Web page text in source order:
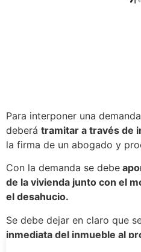
Para interponer una
deberá tramitar a través de
la firma de un abogado y
Con la demanda se debe
de la vivienda junto con el
el desahucio.
Se debe dejar en claro que
inmediata del inmueble al